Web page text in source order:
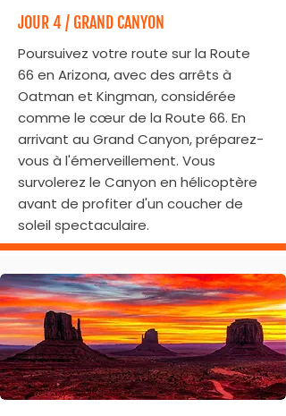
JOUR 4 / GRAND CANYON
Poursuivez votre route sur la Route
66 en Arizona, avec des arrêts à
Oatman et Kingman, considérée
comme le cœur de la Route 66. En
arrivant au Grand Canyon, préparez-
vous à l'émerveillement. Vous
survolerez le Canyon en hélicoptère
avant de profiter d'un coucher de
soleil spectaculaire.